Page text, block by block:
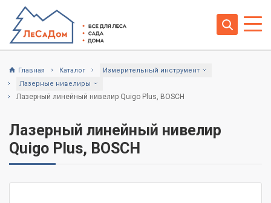
Главная Каталог
Измерительный инструмент
Лазерные нивелиры
Лазерный линейный нивелир Quigo Plus, BOSCH
Лазерный линейный нивелир
Quigo Plus, BOSCH